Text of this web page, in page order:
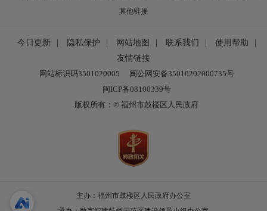
其他链接
今日更新 隐私保护 网站地图 联系我们 使用帮助
友情链接
网站标识码3501020005
闽公网安备35010202000735号
闽ICP备08100339号
版权所有：© 福州市鼓楼区人民政府
主办：福州市鼓楼区人民政府办公室